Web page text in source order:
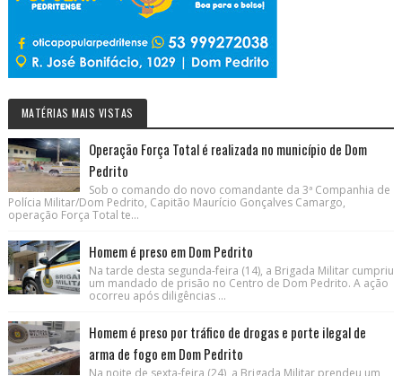
MATÉRIAS MAIS VISTAS
Operação Força Total é realizada no município de Dom
Pedrito
Sob o comando do novo comandante da 3ª Companhia de
Polícia Militar/Dom Pedrito, Capitão Maurício Gonçalves Camargo,
operação Força Total te...
Homem é preso em Dom Pedrito
Na tarde desta segunda-feira (14), a Brigada Militar cumpriu
um mandado de prisão no Centro de Dom Pedrito. A ação
ocorreu após diligências ...
Homem é preso por tráfico de drogas e porte ilegal de
arma de fogo em Dom Pedrito